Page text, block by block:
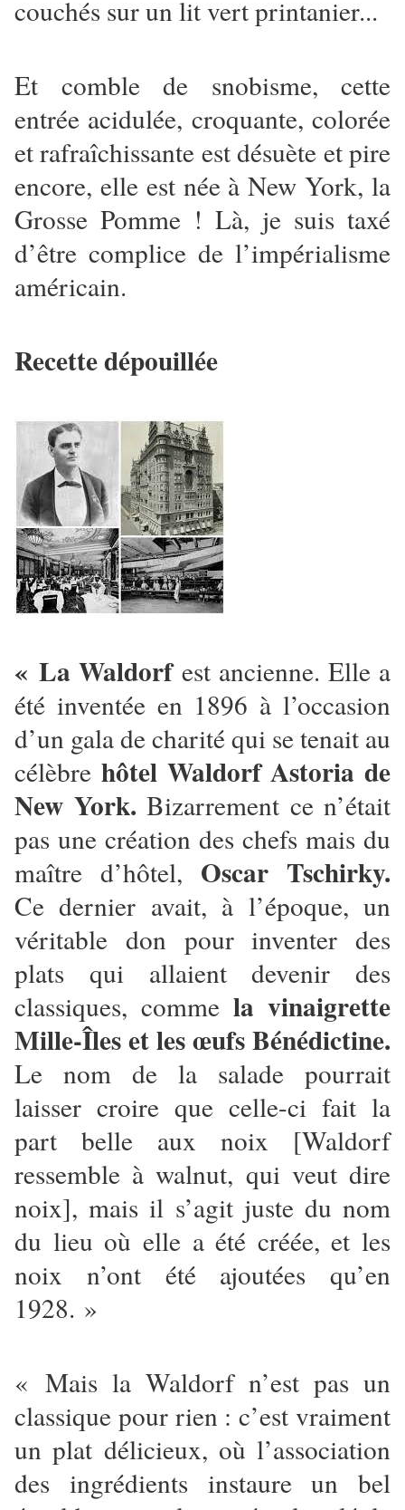
couchés sur un lit vert printanier...
Et comble de snobisme, cette
entrée acidulée, croquante, colorée
et rafraîchissante est désuète et pire
encore, elle est née à New York, la
Grosse Pomme ! Là, je suis taxé
d’être complice de l’impérialisme
américain.
Recette dépouillée
« La Waldorf est ancienne. Elle a
été inventée en 1896 à l’occasion
d’un gala de charité qui se tenait au
célèbre hôtel Waldorf Astoria de
New York. Bizarrement ce n’était
pas une création des chefs mais du
maître d’hôtel, Oscar Tschirky.
Ce dernier avait, à l’époque, un
véritable don pour inventer des
plats qui allaient devenir des
classiques, comme la vinaigrette
Mille-Îles et les œufs Bénédictine.
Le nom de la salade pourrait
laisser croire que celle-ci fait la
part belle aux noix [Waldorf
ressemble à walnut, qui veut dire
noix], mais il s’agit juste du nom
du lieu où elle a été créée, et les
noix n’ont été ajoutées qu’en
1928. »
« Mais la Waldorf n’est pas un
classique pour rien : c’est vraiment
un plat délicieux, où l’association
des ingrédients instaure un bel